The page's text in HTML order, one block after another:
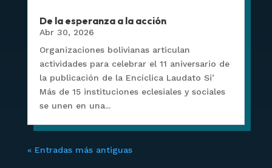
De la esperanza a la acción
Abr 30, 2026
Organizaciones bolivianas articulan
actividades para celebrar el 11 aniversario de
la publicación de la Encíclica Laudato Si’
Más de 15 instituciones eclesiales y sociales
se unen en una...
« Entradas más antiguas